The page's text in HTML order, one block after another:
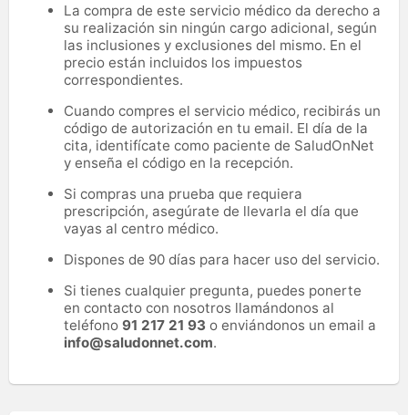
La compra de este servicio médico da derecho a
su realización sin ningún cargo adicional, según
las inclusiones y exclusiones del mismo. En el
precio están incluidos los impuestos
correspondientes.
Cuando compres el servicio médico, recibirás un
código de autorización en tu email. El día de la
cita, identifícate como paciente de SaludOnNet
y enseña el código en la recepción.
Si compras una prueba que requiera
prescripción, asegúrate de llevarla el día que
vayas al centro médico.
Dispones de 90 días para hacer uso del servicio.
Si tienes cualquier pregunta, puedes ponerte
en contacto con nosotros llamándonos al
teléfono 91 217 21 93 o enviándonos un email a
info@saludonnet.com.